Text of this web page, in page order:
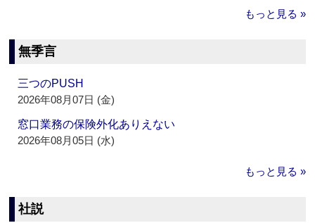
もっと見る »
無季言
三つのPUSH
2026年08月07日 (金)
窓口業務の保険外化ありえない
2026年08月05日 (水)
もっと見る »
社説